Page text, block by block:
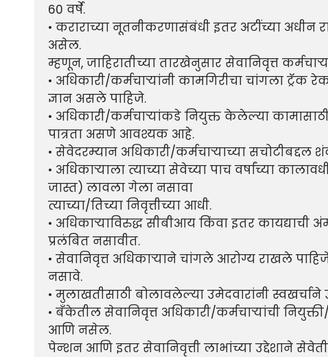
60 वर्षे.
• कराराच्या नूतनीकरणासंबंधी इतर अटींच्या अधीन
असेल.
म्हणून, जाहिरातीच्या तारखेनुसार सेवानिवृत्त
• अधिकारी/कर्मचार्‍यांनी कामगिरीचा चांगला ट्रॅक
ज्ञान असले पाहिजे.
• अधिकारी/कर्मचार्‍यांकडे नियुक्त केलेल्या
पात्रता असणे आवश्यक आहे.
• सेवेदरम्यान अधिकारी/कर्मचाऱ्याच्या सचोटीबद्दल
• अधिकाऱ्याला त्याच्या सेवेच्या पाच वर्षांच्या
जास्त) लावला गेला नसावा
त्याच्या/तिच्या निवृत्तीच्या आधी.
• अधिकाऱ्याविरुद्ध सीबीआय किंवा इतर
प्रलंबित नसावीत.
• सेवानिवृत्त अधिकाऱ्याने चांगले आरोग्य राखले
नसावे.
• मुलाखतीसाठी बोलावलेल्या उमेदवारांनी स्वखर्चाने
• बँकेतील सेवानिवृत्त अधिकारी/कर्मचार्‍यांची
आणि नसेल.
पेन्शन आणि इतर सेवानिवृत्ती लाभांच्या उद्देशाने